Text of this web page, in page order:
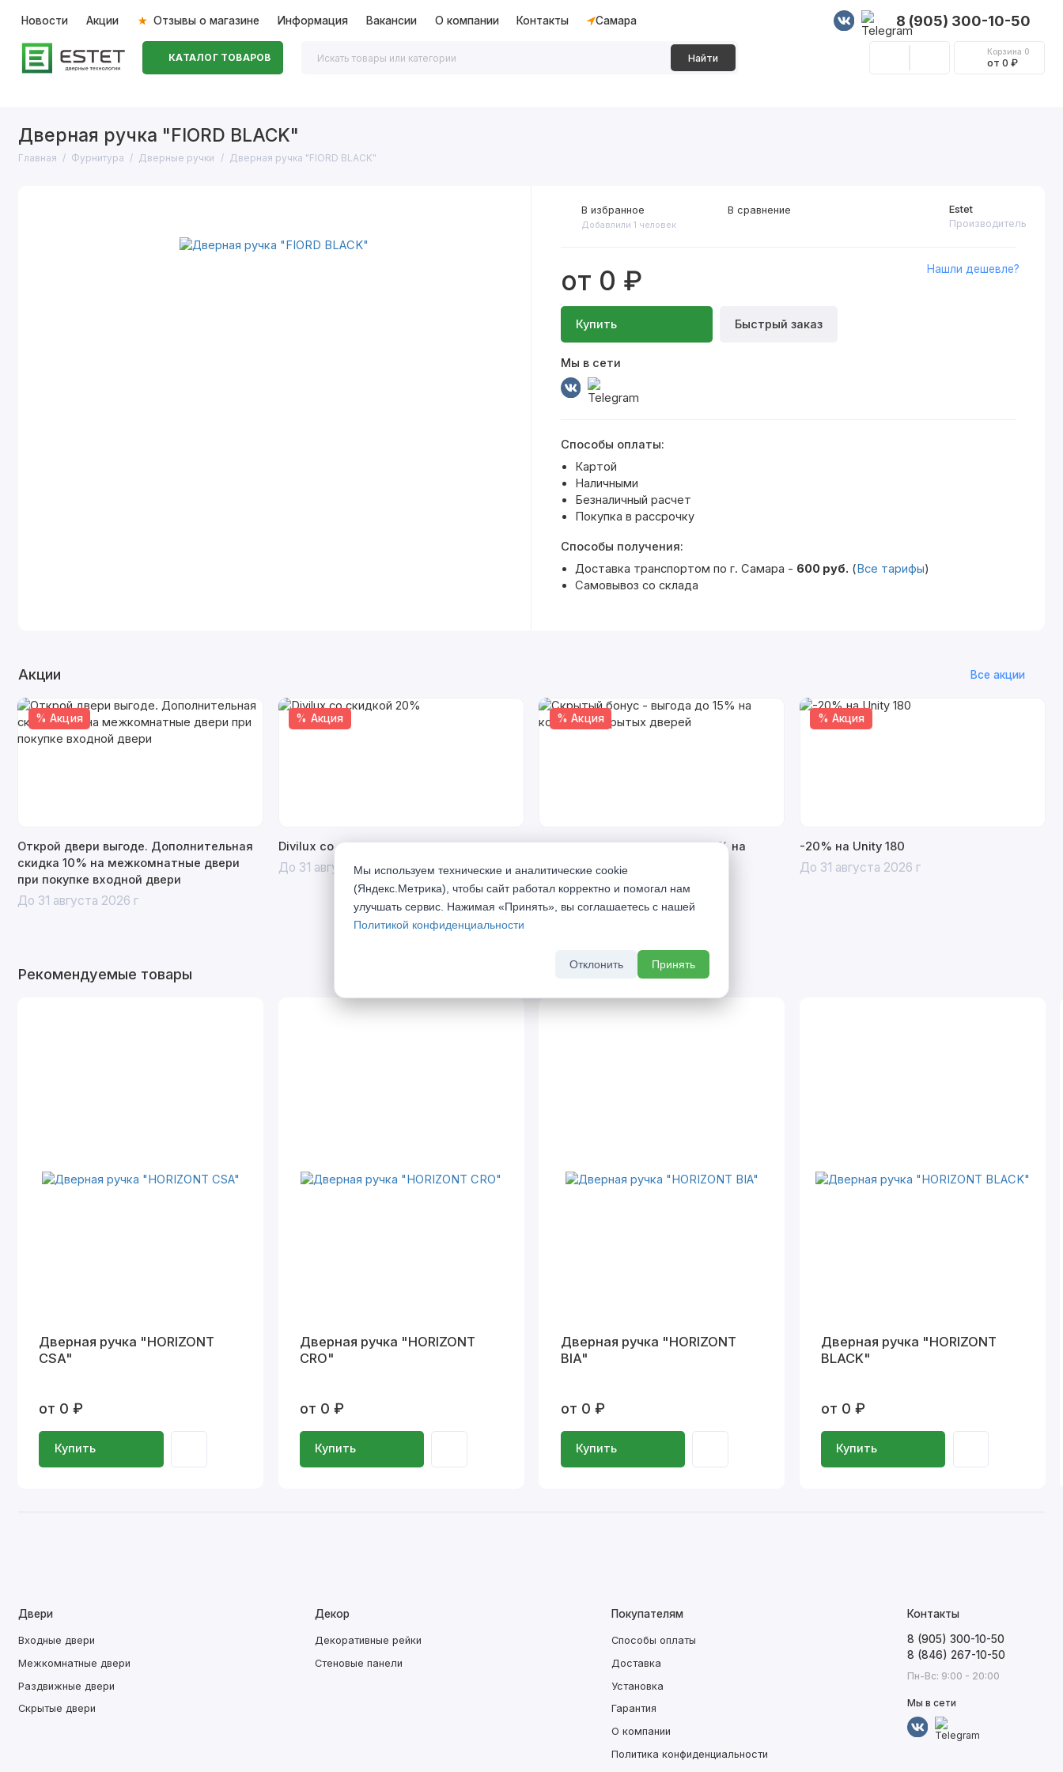
Новости Акции Отзывы о магазине Информация Вакансии О компании Контакты Самара 8 (905) 300-10-50
КАТАЛОГ ТОВАРОВ Найти
Корзина 0
от 0 ₽
Дверная ручка "FIORD BLACK"
Главная Фурнитура Дверные ручки Дверная ручка "FIORD BLACK"
Estet
Производитель
от 0 ₽
Купить Быстрый заказ
Нашли дешевле?
Мы в сети
В избранное
Добавлили 1 человек
В сравнение
Способы оплаты:
Картой
Наличными
Безналичный расчет
Покупка в рассрочку
Способы получения:
Доставка транспортом по г. Самара - 600 руб. (Все тарифы)
Самовывоз со склада
Акции Все акции
% Акция
Открой двери выгоде. Дополнительная
скидка 10% на межкомнатные двери
при покупке входной двери
До 31 августа 2026 г
% Акция
Divilux со скидкой 20%
До 31 августа 2026 г
% Акция
Скрытый бонус - выгода до 15% на
комплект скрытых дверей
До 31 августа 2026 г
% Акция
-20% на Unity 180
До 31 августа 2026 г
Рекомендуемые товары
Дверная ручка "HORIZONT
CSA"
от 0 ₽
Купить
Дверная ручка "HORIZONT
СRO"
от 0 ₽
Купить
Дверная ручка "HORIZONT
BIA"
от 0 ₽
Купить
Дверная ручка "HORIZONT
BLACK"
от 0 ₽
Купить
Двери
Входные двери
Межкомнатные двери
Раздвижные двери
Скрытые двери
Декор
Декоративные рейки
Стеновые панели
Покупателям
Способы оплаты
Доставка
Установка
Гарантия
О компании
Политика конфиденциальности
Контакты
8 (905) 300-10-50
8 (846) 267-10-50
Пн-Вс: 9:00 - 20:00
Мы в сети
Мы используем технические и аналитические cookie
(Яндекс.Метрика), чтобы сайт работал корректно и помогал нам
улучшать сервис. Нажимая «Принять», вы соглашаетесь с нашей
Политикой конфиденциальности
Отклонить Принять